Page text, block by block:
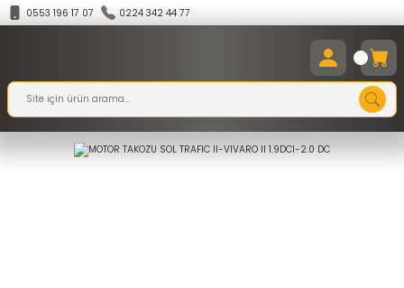
0553 196 17 07 0224 342 44 77